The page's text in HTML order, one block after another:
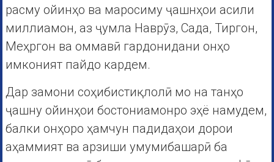
расму ойинҳо ва маросиму ҷашнҳои асили
миллиамон, аз ҷумла Наврӯз, Сада, Тиргон,
Меҳргон ва оммавӣ гардонидани онҳо
имконият пайдо кардем.
Дар замони соҳибистиқлолӣ мо на танҳо
ҷашну ойинҳои бостониамонро эҳё намудем,
балки онҳоро ҳамчун падидаҳои дорои
аҳаммият ва арзиши умумибашарӣ ба